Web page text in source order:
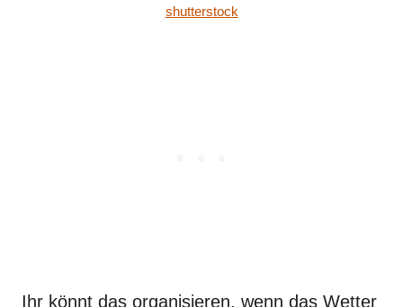
shutterstock
Ihr könnt das organisieren, wenn das Wetter